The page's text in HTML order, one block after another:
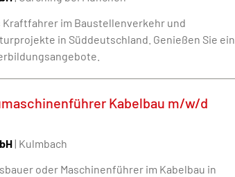
Kraftfahrer im Baustellenverkehr und
in Süddeutschland. Genießen Sie ein
Kabelbau m/w/d
| Kulmbach
oder Maschinenführer im Kabelbau in